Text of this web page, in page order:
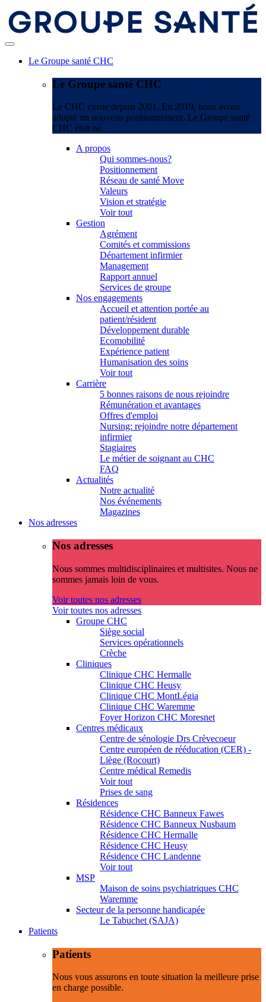
Le Groupe santé CHC
Le Groupe santé CHC
Le CHC existe depuis 2001. En 2019, nous avons
adopté un nouveau positionnement. Le Groupe santé
CHC était né.
A propos
Qui sommes-nous?
Positionnement
Réseau de santé Move
Valeurs
Vision et stratégie
Voir tout
Gestion
Agrément
Comités et commissions
Département infirmier
Management
Rapport annuel
Services de groupe
Nos engagements
Accueil et attention portée au
patient/résident
Développement durable
Ecomobilité
Expérience patient
Humanisation des soins
Voir tout
Carrière
5 bonnes raisons de nous rejoindre
Rémunération et avantages
Offres d'emploi
Nursing: rejoindre notre département
infirmier
Stagiaires
Le métier de soignant au CHC
FAQ
Actualités
Notre actualité
Nos événements
Magazines
Nos adresses
Nos adresses
Nous sommes multidisciplinaires et multisites. Nous ne
sommes jamais loin de vous.
Voir toutes nos adresses
Voir toutes nos adresses
Groupe CHC
Siège social
Services opérationnels
Crèche
Cliniques
Clinique CHC Hermalle
Clinique CHC Heusy
Clinique CHC MontLégia
Clinique CHC Waremme
Foyer Horizon CHC Moresnet
Centres médicaux
Centre de sénologie Drs Crèvecoeur
Centre européen de rééducation (CER) -
Liège (Rocourt)
Centre médical Remedis
Voir tout
Prises de sang
Résidences
Résidence CHC Banneux Fawes
Résidence CHC Banneux Nusbaum
Résidence CHC Hermalle
Résidence CHC Heusy
Résidence CHC Landenne
Voir tout
MSP
Maison de soins psychiatriques CHC
Waremme
Secteur de la personne handicapée
Le Tabuchet (SAJA)
Patients
Patients
Nous vous assurons en toute situation la meilleure prise
en charge possible.